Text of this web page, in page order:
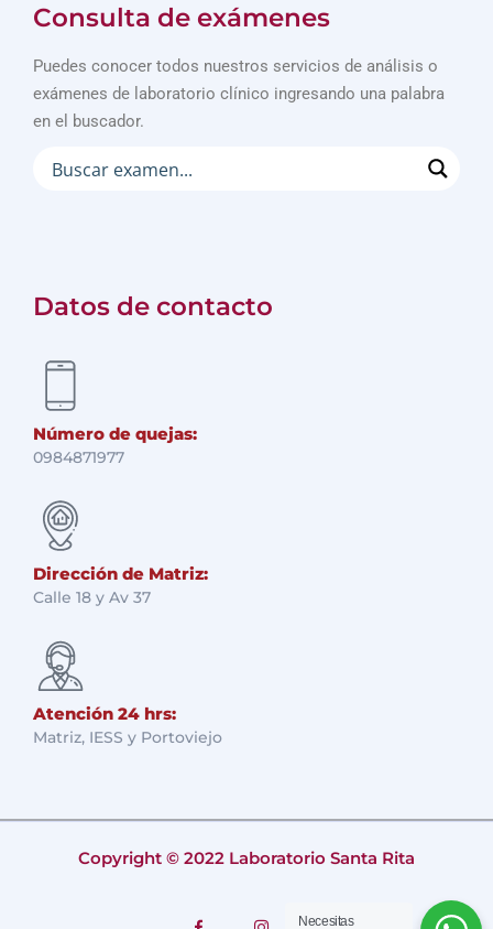
Consulta de exámenes
Puedes conocer todos nuestros servicios de análisis o
exámenes de laboratorio clínico ingresando una palabra
en el buscador.
Datos de contacto
Número de quejas:
0984871977
Dirección de Matriz:
Calle 18 y Av 37
Atención 24 hrs:
Matriz, IESS y Portoviejo
Copyright © 2022 Laboratorio Santa Rita
Necesitas